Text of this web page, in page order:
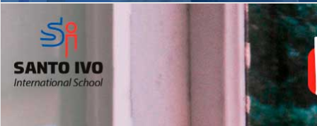
Matrículas Abertas 2026
2º AO 5º ANO FUNDAMENTAL